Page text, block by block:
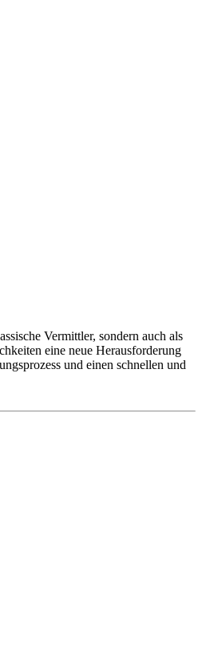
Vermittler, sondern auch als
eine neue Herausforderung
und einen schnellen und